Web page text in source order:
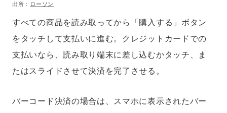
出所： ローソン
すべての商品を読み取ってから「購入する」ボタン
をタッチして支払いに進む。クレジットカードでの
支払いなら、読み取り端末に差し込むかタッチ、ま
たはスライドさせて決済を完了させる。
バーコード決済の場合は、スマホに表示されたバー